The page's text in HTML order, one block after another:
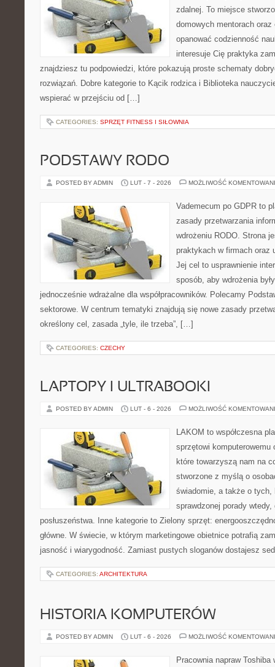
zdalnej. To miejsce
domowych mentorach
opanować codzienność
interesuje Cię praktyka
znajdziesz tu podpowiedzi, które pokazują proste schematy
rozwiązań. Dobre kategorie to Kącik rodzica i Biblioteka
wspierać w przejściu od […]
CATEGORIES: SPRZĘT FITNESS I SIŁOWNIA
PODSTAWY RODO
POSTED BY ADMIN LUT - 7 - 2026 MOŻLIWOŚĆ
Vademecum po GDPR to
zasady przetwarzania
wdrożeniu RODO. Strona
praktykach w firmach oraz
Jej cel to usprawnienie
sposób, aby wdrożenia
jednocześnie wdrażalne dla współpracowników. Polecamy
sektorowe. W centrum tematyki znajdują się nowe zasady
określony cel, zasada „tyle, ile trzeba”, […]
CATEGORIES: CZECHY
LAPTOPY I ULTRABOOKI
POSTED BY ADMIN LUT - 6 - 2026 MOŻLIWOŚĆ
LAKOM to współczesna
sprzętowi komputerowemu
które towarzyszą nam na
stworzone z myślą o
świadomie, a także o tych,
sprawdzonej porady
posłuszeństwa. Inne kategorie to Zielony sprzęt:
główne. W świecie, w którym marketingowe obietnice potrafią
jasność i wiarygodność. Zamiast pustych sloganów dostajesz
CATEGORIES: ARCHITEKTURA
HISTORIA KOMPUTERÓW
POSTED BY ADMIN LUT - 6 - 2026 MOŻLIWOŚĆ
Pracownia napraw